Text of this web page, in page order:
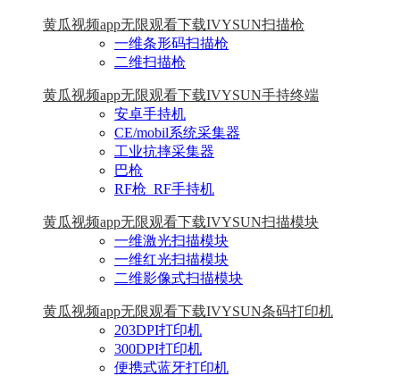
黄瓜视频app无限观看下载IVYSUN扫描枪
一维条形码扫描枪
二维扫描枪
黄瓜视频app无限观看下载IVYSUN手持终端
安卓手持机
CE/mobil系统采集器
工业抗摔采集器
巴枪
RF枪_RF手持机
黄瓜视频app无限观看下载IVYSUN扫描模块
一维激光扫描模块
一维红光扫描模块
二维影像式扫描模块
黄瓜视频app无限观看下载IVYSUN条码打印机
203DPI打印机
300DPI打印机
便携式蓝牙打印机